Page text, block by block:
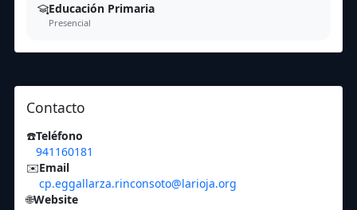
Educación Primaria
Presencial
Contacto
☎️Teléfono
941160181
✉️Email
cp.eggallarza.rinconsoto@larioja.org
🌐Website